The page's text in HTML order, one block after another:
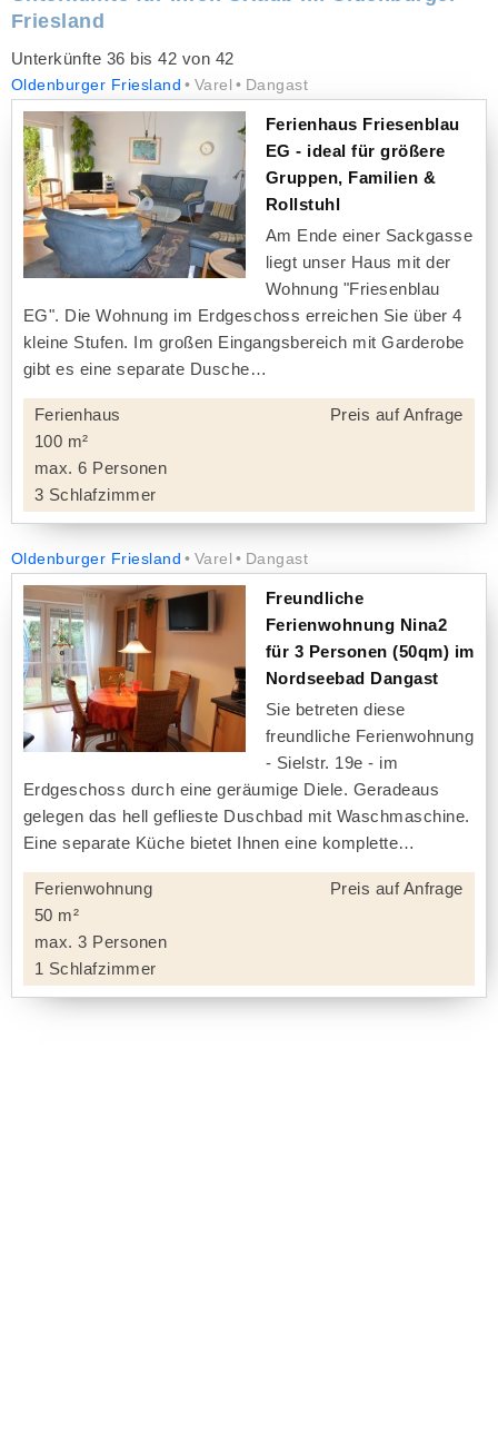
Friesland
Unterkünfte 36 bis 42 von 42
Oldenburger Friesland Varel Dangast
Ferienhaus Friesenblau
EG - ideal für größere
Gruppen, Familien &
Rollstuhl
Am Ende einer Sackgasse
liegt unser Haus mit der
Wohnung "Friesenblau
EG". Die Wohnung im Erdgeschoss erreichen Sie über 4
kleine Stufen. Im großen Eingangsbereich mit Garderobe
gibt es eine separate Dusche
Ferienhaus
100 m²
max. 6 Personen
3 Schlafzimmer
Preis auf Anfrage
Oldenburger Friesland Varel Dangast
Freundliche
Ferienwohnung Nina2
für 3 Personen (50qm) im
Nordseebad Dangast
Sie betreten diese
freundliche Ferienwohnung
- Sielstr. 19e - im
Erdgeschoss durch eine geräumige Diele. Geradeaus
gelegen das hell geflieste Duschbad mit Waschmaschine.
Eine separate Küche bietet Ihnen eine komplette
Ferienwohnung
50 m²
max. 3 Personen
1 Schlafzimmer
Preis auf Anfrage